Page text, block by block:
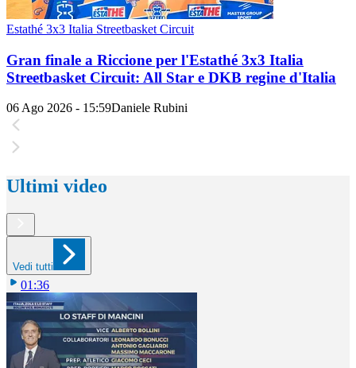
Estathé 3x3 Italia Streetbasket Circuit
Gran finale a Riccione per l'Estathé 3x3 Italia
Streetbasket Circuit: All Star e DKB regine d'Italia
06 Ago 2026 - 15:59Daniele Rubini
Ultimi video
Vedi tutti
01:36